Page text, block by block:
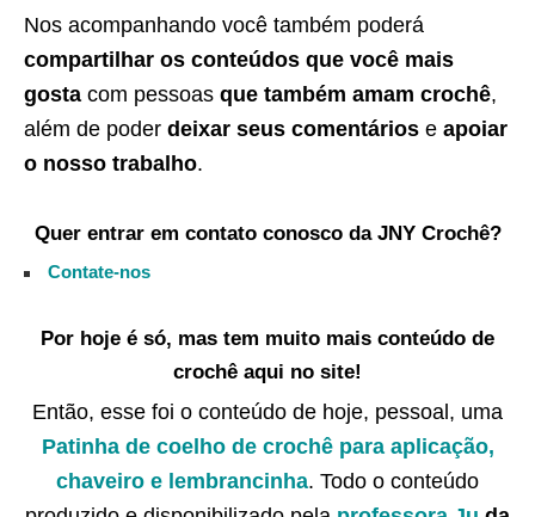
Nos acompanhando você também poderá
compartilhar os conteúdos que você mais
gosta com pessoas que também amam crochê,
além de poder deixar seus comentários e apoiar
o nosso trabalho.
Quer entrar em contato conosco da JNY Crochê?
Contate-nos
Por hoje é só, mas tem muito mais conteúdo de
crochê aqui no site!
Então, esse foi o conteúdo de hoje, pessoal, uma
Patinha de coelho de crochê para aplicação,
chaveiro e lembrancinha. Todo o conteúdo